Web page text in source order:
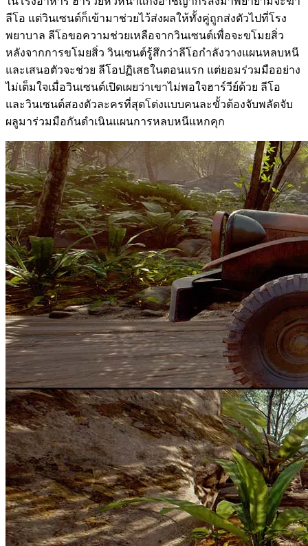
ลีโอ แต่วินเซนต์ก็เข้ามาช่วยไว้ส่งผลให้ทั้งคู่ถูกส่งตัวไปที่โรง
พยาบาล ลีโอขอความช่วยเหลือจากวินเซนต์เพื่อจะขโมยสิ่ว
หลังจากการขโมยสิ่ว วินเซนต์รู้สึกว่าลีโอกำลังวางแผนหลบหนี
และเสนอตัวจะช่วย ลีโอปฏิเสธในตอนแรก แต่ยอมร่วมมืออย่าง
ไม่เต็มใจเมื่อวินเซนต์เปิดเผยว่าเขาไม่พอใจฮาร์วีย์ด้วย ลีโอ
และวินเซนต์สองตัวละครที่สุดโต่งแบบคนละขั้วต้องจับพลัดจับ
ผลูมาร่วมมือกันดำเนินแผนการหลบหนีแหกคุก